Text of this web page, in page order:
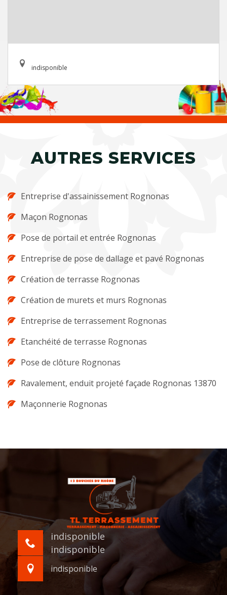
indisponible
AUTRES SERVICES
Entreprise d'assainissement Rognonas
Maçon Rognonas
Pose de portail et entrée Rognonas
Entreprise de pose de dallage et pavé Rognonas
Création de terrasse Rognonas
Création de murets et murs Rognonas
Entreprise de terrassement Rognonas
Etanchéité de terrasse Rognonas
Pose de clôture Rognonas
Ravalement, enduit projeté façade Rognonas 13870
Maçonnerie Rognonas
indisponible
indisponible
indisponible